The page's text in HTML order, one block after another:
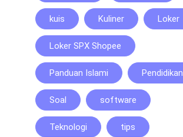
kuis Kuliner Loker
Loker SPX Shopee
Panduan Islami Pendidikan
Soal software
Teknologi tips